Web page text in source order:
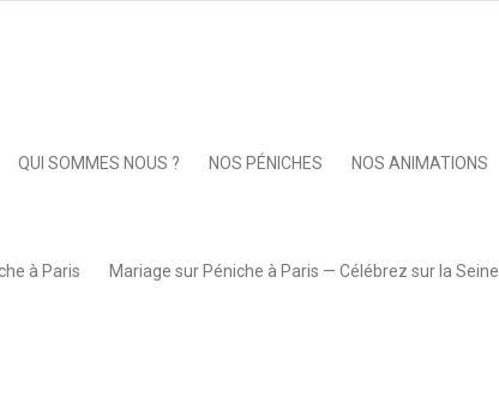
QUI SOMMES NOUS ? NOS PÉNICHES NOS ANIMATIONS
à Paris Mariage sur Péniche à Paris — Célébrez sur la Seine